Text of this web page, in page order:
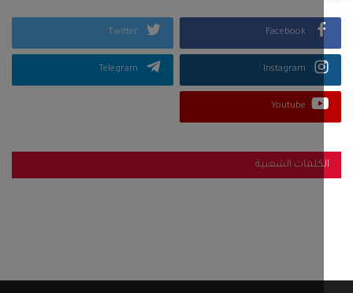
Facebook
Twitter
Instagram
Telegram
Youtube
الشعبية